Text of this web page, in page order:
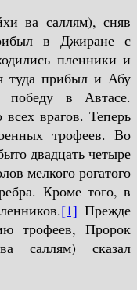
ва саллям), сняв
в Джиране с
пленники и
туда прибыл и Абу
в Автасе.
врагов. Теперь
трофеев. Во
двадцать четыре
мелкого рогатого
Кроме того, в
[1] Прежде
трофеев, Пророк
саллям) сказал